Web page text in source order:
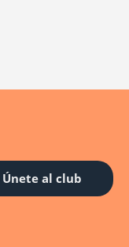
Únete al club